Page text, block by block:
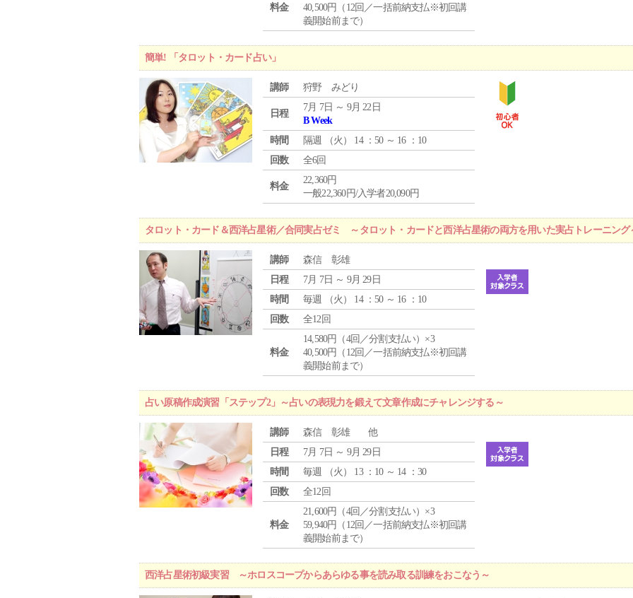
料金
40,500円（12回／一括前納支払※初回講
義開始前まで）
簡単! 「タロット・カード占い」
講師 狩野 みどり
日程
7月 7日 ～ 9月 22日
B Week
時間
隔週 （火 ） 14 ：50 ～ 16 ：10
回数
全6回
料金
22,360円
一般22,360円/入学者20,090円
タロット・カード＆西洋占星術／合同実占ゼミ ～タロット・カードと西洋占星術の両方を用いた実占トレーニング
講師
森信 彰雄
日程
7月 7日 ～ 9月 29日
時間
毎週 （火 ） 14 ：50 ～ 16 ：10
回数
全12回
料金
14,580円（4回／分割支払い）×3
40,500円（12回／一括前納支払※初回講
義開始前まで）
占い原稿作成演習「ステップ2」～占いの表現力を鍛えて文章作成にチャレンジする～
講師
森信 彰雄 他
日程
7月 7日 ～ 9月 29日
時間
毎週 （火 ） 13 ：10 ～ 14 ：30
回数
全12回
料金
21,600円（4回／分割支払い）×3
59,940円（12回／一括前納支払※初回講
義開始前まで）
西洋占星術初級実習 ～ホロスコープからあらゆる事を読み取る訓練をおこなう～